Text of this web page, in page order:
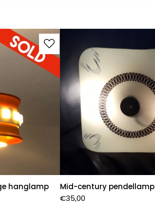
hanglamp
Mid-century pendellamp
€35,00